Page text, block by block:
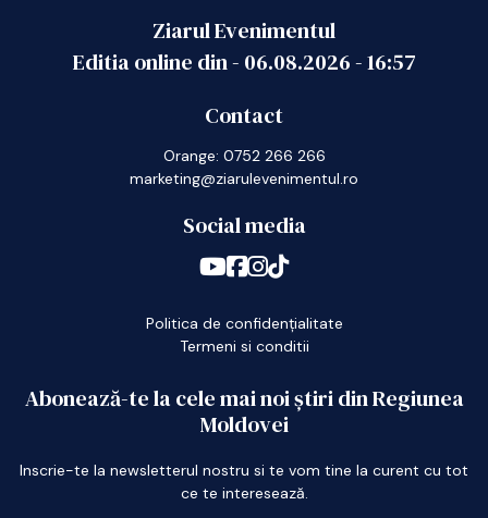
Ziarul Evenimentul
Editia online din - 06.08.2026-16:57
Contact
Orange: 0752 266 266
marketing@ziarulevenimentul.ro
Social media
Politica de confidențialitate
Termeni si conditii
Abonează-te la cele mai noi știri din Regiunea
Moldovei
Inscrie-te la newsletterul nostru si te vom tine la curent cu tot
ce te interesează.